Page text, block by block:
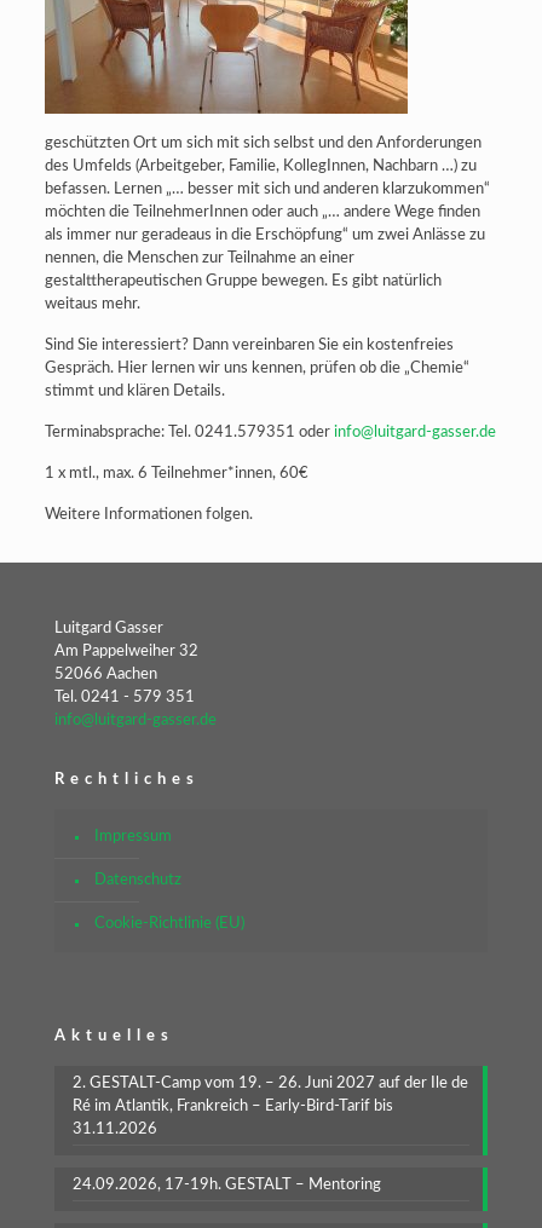
geschützten Ort um sich mit sich selbst und den Anforderungen
des Umfelds (Arbeitgeber, Familie, KollegInnen, Nachbarn …) zu
befassen. Lernen „… besser mit sich und anderen klarzukommen“
möchten die TeilnehmerInnen oder auch „… andere Wege finden
als immer nur geradeaus in die Erschöpfung“ um zwei Anlässe zu
nennen, die Menschen zur Teilnahme an einer
gestalttherapeutischen Gruppe bewegen. Es gibt natürlich
weitaus mehr.
Sind Sie interessiert? Dann vereinbaren Sie ein kostenfreies
Gespräch. Hier lernen wir uns kennen, prüfen ob die „Chemie“
stimmt und klären Details.
Terminabsprache: Tel. 0241.579351 oder info@luitgard-gasser.de
1 x mtl., max. 6 Teilnehmer*innen, 60€
Weitere Informationen folgen.
Luitgard Gasser
Am Pappelweiher 32
52066 Aachen
Tel. 0241 - 579 351
info@luitgard-gasser.de
Rechtliches
Impressum
Datenschutz
Cookie-Richtlinie (EU)
Aktuelles
2. GESTALT-Camp vom 19. – 26. Juni 2027 auf der Ile de
Ré im Atlantik, Frankreich – Early-Bird-Tarif bis
31.11.2026
24.09.2026, 17-19h. GESTALT – Mentoring